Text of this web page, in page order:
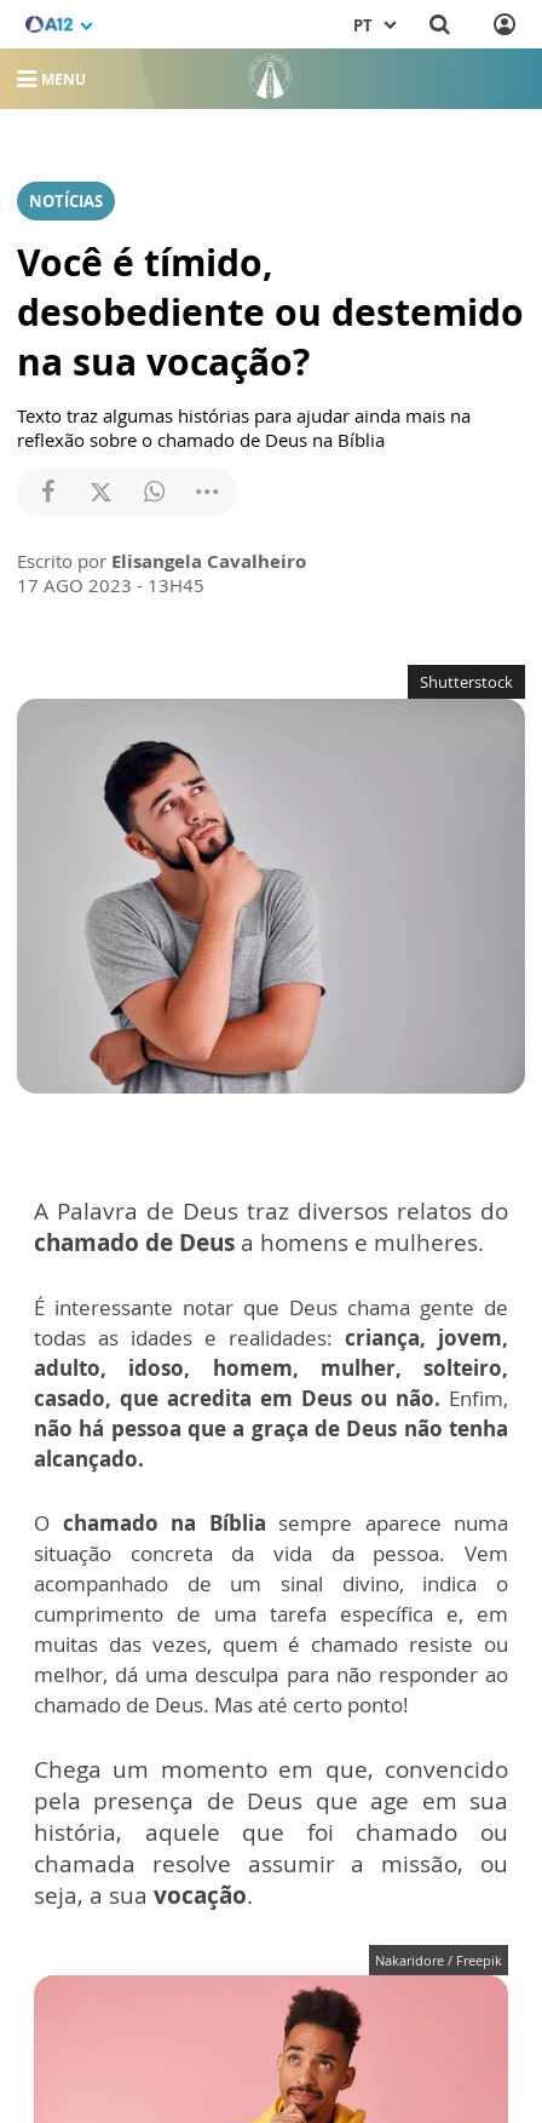
PT
MENU
NOTÍCIAS
Você é tímido,
desobediente ou destemido
na sua vocação?
Texto traz algumas histórias para ajudar ainda mais na
reflexão sobre o chamado de Deus na Bíblia
Escrito por Elisangela Cavalheiro
17 AGO 2023 - 13H45
Shutterstock
A Palavra de Deus traz diversos relatos do
chamado de Deus a homens e mulheres.
É interessante notar que Deus chama gente de
todas as idades e realidades: criança, jovem,
adulto, idoso, homem, mulher, solteiro,
casado, que acredita em Deus ou não. Enfim,
não há pessoa que a graça de Deus não tenha
alcançado.
O chamado na Bíblia sempre aparece numa
situação concreta da vida da pessoa. Vem
acompanhado de um sinal divino, indica o
cumprimento de uma tarefa específica e, em
muitas das vezes, quem é chamado resiste ou
melhor, dá uma desculpa para não responder ao
chamado de Deus. Mas até certo ponto!
Chega um momento em que, convencido
pela presença de Deus que age em sua
história, aquele que foi chamado ou
chamada resolve assumir a missão, ou
seja, a sua vocação.
Nakaridore / Freepik